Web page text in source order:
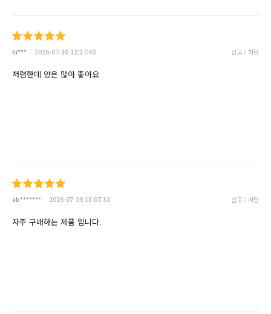
hi*** 2026-07-30 12:27:40 신고 / 차단
저렴한데 양은 많아 좋아요
ab******* 2026-07-29 18:07:32 신고 / 차단
자주 구매하는 제품 입니다.